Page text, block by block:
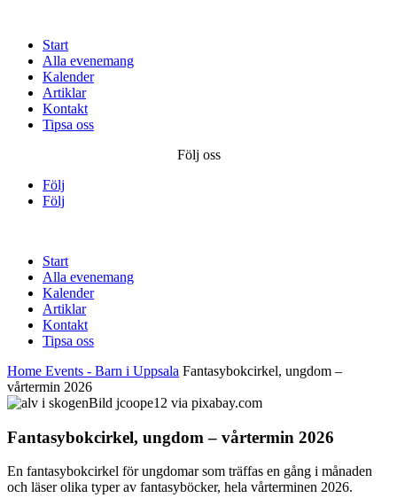
Start
Alla evenemang
Kalender
Artiklar
Kontakt
Tipsa oss
Följ oss
Följ
Följ
Start
Alla evenemang
Kalender
Artiklar
Kontakt
Tipsa oss
Home Events - Barn i Uppsala Fantasybokcirkel, ungdom –
vårtermin 2026
Bild jcoope12 via pixabay.com
Fantasybokcirkel, ungdom – vårtermin 2026
En fantasybokcirkel för ungdomar som träffas en gång i månaden
och läser olika typer av fantasyböcker, hela vårterminen 2026.